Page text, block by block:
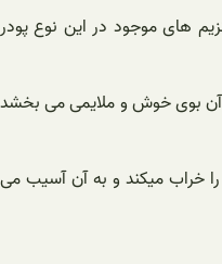
های موجود در این نوع پودر
الیاف آن بوی خوش و ملایمی می بخشد
خراب میکند و به آن آسیب می